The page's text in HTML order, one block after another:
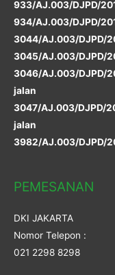
933/AJ.003/DJPD/
934/AJ.003/DJPD/
3044/AJ.003/DJPD/
3045/AJ.003/DJPD/
3046/AJ.003/DJPD/
jalan
3047/AJ.003/DJPD/
jalan
3982/AJ.003/DJPD/
PEMESANAN
DKI JAKARTA
Nomor Telepon :
021 2298 8298